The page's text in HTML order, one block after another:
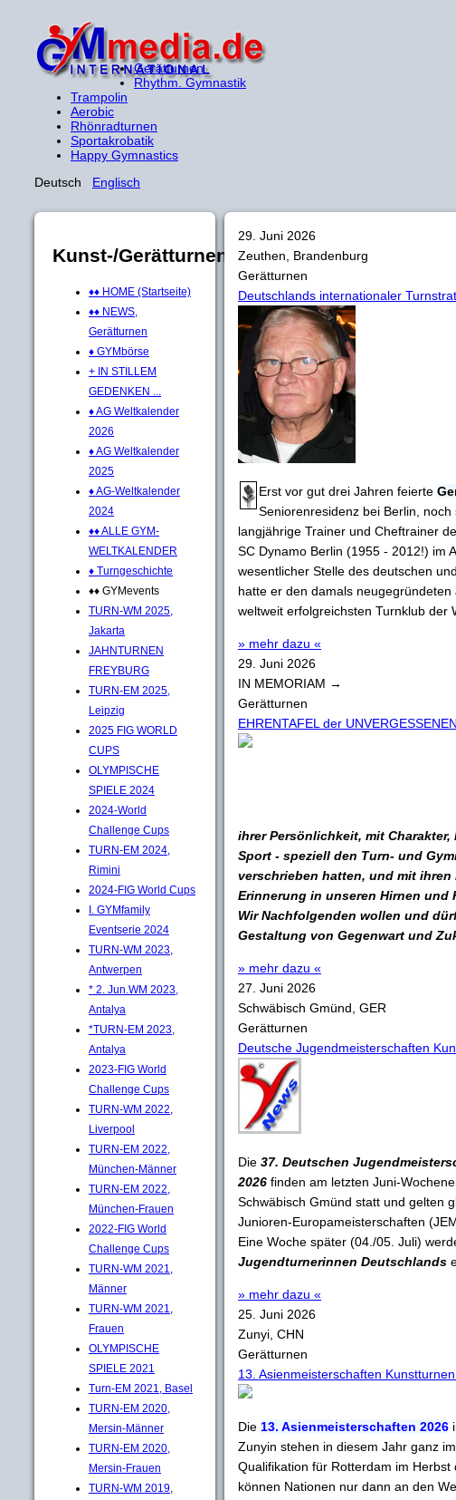
Gerätturnen
Rhythm. Gymnastik
Trampolin
Aerobic
Rhönradturnen
Sportakrobatik
Happy Gymnastics
Deutsch Englisch
Kunst-/Gerätturnen
♦♦ HOME (Startseite)
♦♦ NEWS,
Gerätturnen
♦ GYMbörse
+ IN STILLEM
GEDENKEN ...
♦ AG Weltkalender
2026
♦ AG Weltkalender
2025
♦ AG-Weltkalender
2024
♦♦ ALLE GYM-
WELTKALENDER
♦ Turngeschichte
♦♦ GYMevents
TURN-WM 2025,
Jakarta
JAHNTURNEN
FREYBURG
TURN-EM 2025,
Leipzig
2025 FIG WORLD
CUPS
OLYMPISCHE
SPIELE 2024
2024-World
Challenge Cups
TURN-EM 2024,
Rimini
2024-FIG World Cups
I. GYMfamily
Eventserie 2024
TURN-WM 2023,
Antwerpen
* 2. Jun.WM 2023,
Antalya
*TURN-EM 2023,
Antalya
2023-FIG World
Challenge Cups
TURN-WM 2022,
Liverpool
TURN-EM 2022,
München-Männer
TURN-EM 2022,
München-Frauen
2022-FIG World
Challenge Cups
TURN-WM 2021,
Männer
TURN-WM 2021,
Frauen
OLYMPISCHE
SPIELE 2021
Turn-EM 2021, Basel
TURN-EM 2020,
Mersin-Männer
TURN-EM 2020,
Mersin-Frauen
TURN-WM 2019,
29. Juni 2026
Zeuthen, Brandenburg
Gerätturnen
Deutschlands internationaler
Erst vor gut drei Jahren feierte
Seniorenresidenz bei Berlin,
langjährige Trainer und Cheftrainer
SC Dynamo Berlin (1955 - 2012!) im
wesentlicher Stelle des deutschen
hatte er den damals neugegründeten
weltweit erfolgreichsten Turnklub der
» mehr dazu «
29. Juni 2026
IN MEMORIAM →
Gerätturnen
EHRENTAFEL der UNVERGESSENEN
ihrer Persönlichkeit, mit
Sport - speziell den Turn- und
verschrieben hatten, und mit
Erinnerung in unseren Hirnen und
Wir Nachfolgenden wollen und
Gestaltung von Gegenwart und
» mehr dazu «
27. Juni 2026
Schwäbisch Gmünd, GER
Gerätturnen
Deutsche Jugendmeisterschaften
Die 37. Deutschen
2026 finden am letzten Juni-
Schwäbisch Gmünd statt und gelten
Junioren-Europameisterschaften
Eine Woche später (04./05. Juli)
Jugendturnerinnen Deutschlands
» mehr dazu «
25. Juni 2026
Zunyi, CHN
Gerätturnen
13. Asienmeisterschaften
Die 13. Asienmeisterschaften 2026
Zunyin stehen in diesem Jahr ganz
Qualifikation für Rotterdam im
können Nationen nur dann an den